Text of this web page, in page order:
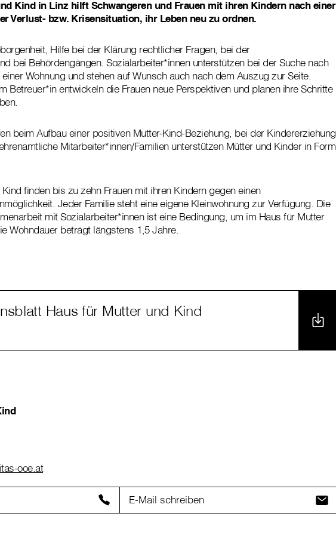
Kind in Linz hilft Schwangeren und Frauen mit ihren Kindern nach einer
Verlust- bzw. Krisensituation, ihr Leben neu zu ordnen.
Hilfe bei der Klärung rechtlicher Fragen, bei der
bei Behördengängen. Sozialarbeiter*innen unterstützen bei der Suche nach
Wohnung und stehen auf Wunsch auch nach dem Auszug zur Seite.
Betreuer*in entwickeln die Frauen neue Perspektiven und planen ihre Schritte
beim Aufbau einer positiven Mutter-Kind-Beziehung, bei der Kindererziehung
Mitarbeiter*innen/Familien unterstützen Mütter und Kinder in Form
finden bis zu zehn Frauen mit ihren Kindern gegen einen
Jeder Familie steht eine eigene Kleinwohnung zur Verfügung. Die
mit Sozialarbeiter*innen ist eine Bedingung, um im Haus für Mutter
Wohndauer beträgt längstens 1,5 Jahre.
Haus für Mutter und Kind
ooe.at
E-Mail schreiben